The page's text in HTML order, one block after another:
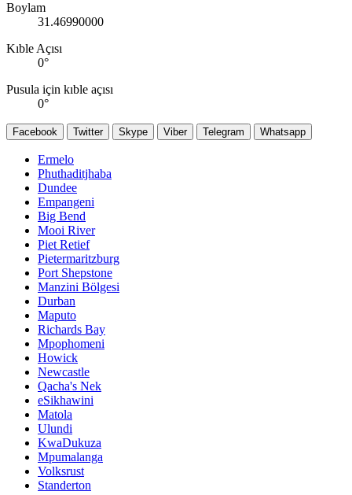
Boylam
31.46990000
Kıble Açısı
0°
Pusula için kıble açısı
0°
Facebook Twitter Skype Viber Telegram Whatsapp
Ermelo
Phuthaditjhaba
Dundee
Empangeni
Big Bend
Mooi River
Piet Retief
Pietermaritzburg
Port Shepstone
Manzini Bölgesi
Durban
Maputo
Richards Bay
Mpophomeni
Howick
Newcastle
Qacha's Nek
eSikhawini
Matola
Ulundi
KwaDukuza
Mpumalanga
Volksrust
Standerton